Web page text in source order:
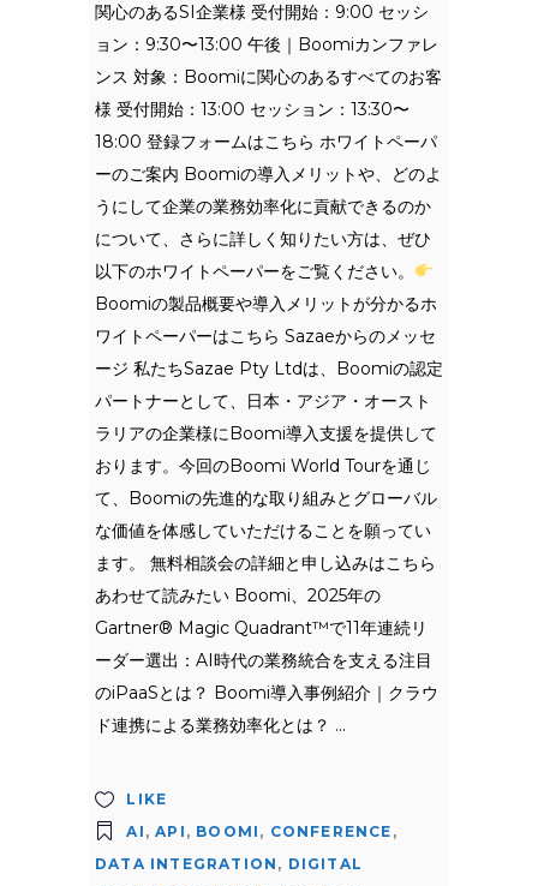
関心のあるSI企業様 受付開始：9:00 セッシ
ョン：9:30〜13:00 午後｜Boomiカンファレ
ンス 対象：Boomiに関心のあるすべてのお客
様 受付開始：13:00 セッション：13:30〜
18:00 登録フォームはこちら ホワイトペーパ
ーのご案内 Boomiの導入メリットや、どのよ
うにして企業の業務効率化に貢献できるのか
について、さらに詳しく知りたい方は、ぜひ
以下のホワイトペーパーをご覧ください。
Boomiの製品概要や導入メリットが分かるホ
ワイトペーパーはこちら Sazaeからのメッセ
ージ 私たちSazae Pty Ltdは、Boomiの認定
パートナーとして、日本・アジア・オースト
ラリアの企業様にBoomi導入支援を提供して
おります。今回のBoomi World Tourを通じ
て、Boomiの先進的な取り組みとグローバル
な価値を体感していただけることを願ってい
ます。 無料相談会の詳細と申し込みはこちら
あわせて読みたい Boomi、2025年の
Gartner® Magic Quadrant™で11年連続リ
ーダー選出：AI時代の業務統合を支える注目
のiPaaSとは？ Boomi導入事例紹介｜クラウ
ド連携による業務効率化とは？
LIKE
AI ,API , BOOMI , CONFERENCE ,
DATA INTEGRATION , DIGITAL